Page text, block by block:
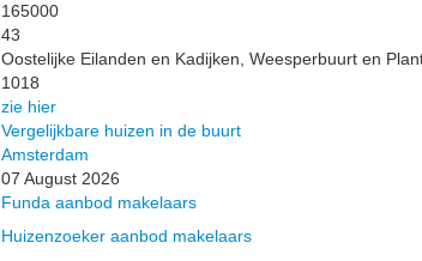
165000
43
Oostelijke Eilanden en Kadijken, Weesperbuurt en
1018
zie hier
Vergelijkbare huizen in de buurt
Amsterdam
07 August 2026
Funda aanbod makelaars
Huizenzoeker aanbod makelaars